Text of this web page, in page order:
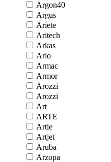
Argon40
Argus
Ariete
Aritech
Arkas
Arlo
Armac
Armor
Arozzi
Arozzi
Art
ARTE
Artie
Artjet
Aruba
Arzopa